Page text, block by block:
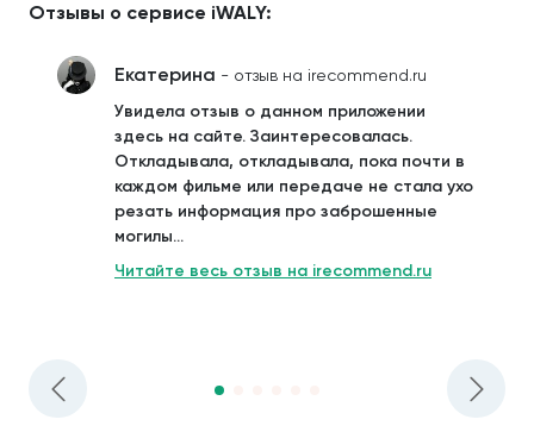
Отзывы о сервисе iWALY:
Екатерина - отзыв на irecommend.ru
Увидела отзыв о данном приложении
здесь на сайте. Заинтересовалась.
Откладывала, откладывала, пока почти в
каждом фильме или передаче не стала ухо
резать информация про заброшенные
могилы...
Читайте весь отзыв на irecommend.ru